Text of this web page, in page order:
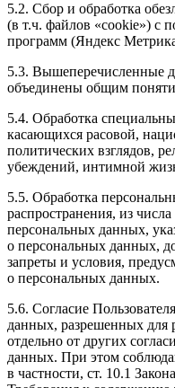
5.2. Сбор и обработка
(в т.ч. файлов «cookie») с
программ (Яндекс
5.3. Вышеперечисленные
объединены общим
5.4. Обработка
касающихся расовой,
политических взглядов,
убеждений, интимной
5.5. Обработка
распространения, из
персональных данных,
о персональных данных,
запреты и условия,
о персональных данных.
5.6. Согласие
данных, разрешенных для
отдельно от других
данных. При этом
в частности, ст. 10.1